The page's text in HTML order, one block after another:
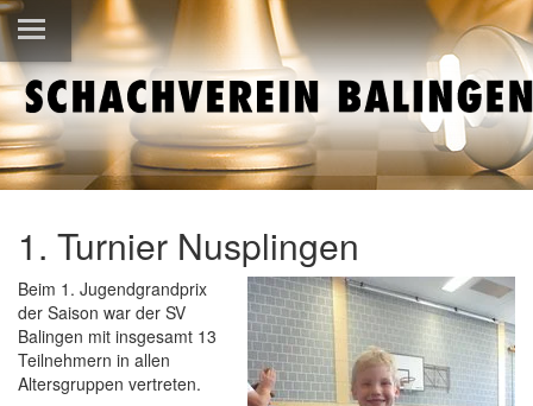
1. Turnier Nusplingen
Beim 1. Jugendgrandprix
der Saison war der SV
Balingen mit insgesamt 13
Teilnehmern in allen
Altersgruppen vertreten.